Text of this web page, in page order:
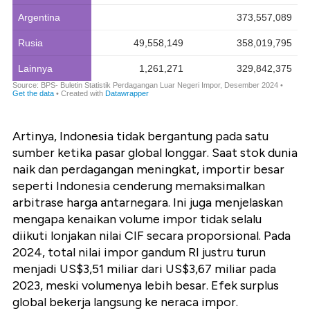
Artinya, Indonesia tidak bergantung pada satu
sumber ketika pasar global longgar. Saat stok dunia
naik dan perdagangan meningkat, importir besar
seperti Indonesia cenderung memaksimalkan
arbitrase harga antarnegara. Ini juga menjelaskan
mengapa kenaikan volume impor tidak selalu
diikuti lonjakan nilai CIF secara proporsional. Pada
2024, total nilai impor gandum RI justru turun
menjadi US$3,51 miliardari US$3,67 miliar pada
2023, meski volumenya lebih besar. Efek surplus
global bekerja langsung ke neraca impor.